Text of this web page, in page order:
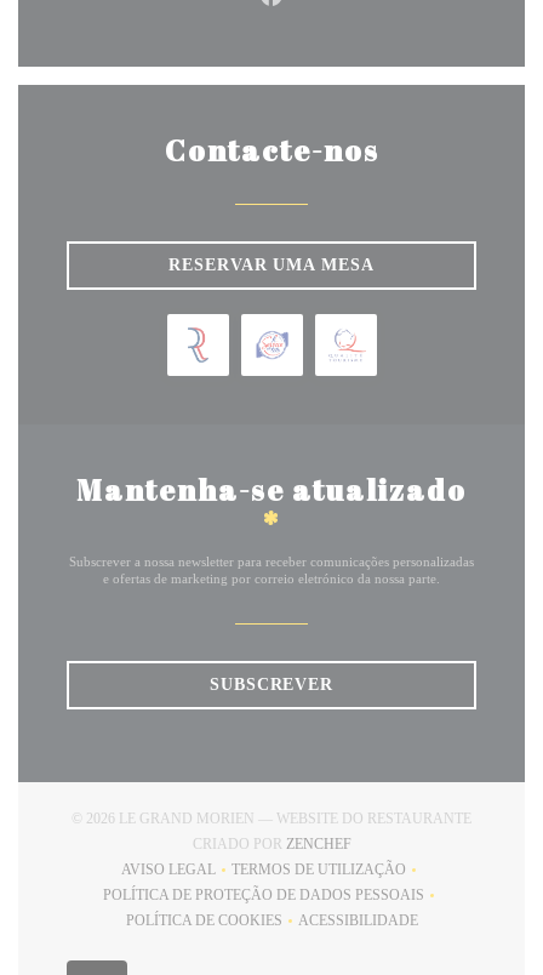
Facebook ((abre numa nova
Contacte-nos
RESERVAR UMA MESA
Mantenha-se atualizado
*
Subscrever a nossa newsletter para receber comunicações personalizadas
e ofertas de marketing por correio eletrónico da nossa parte.
SUBSCREVER
© 2026 LE GRAND MORIEN — WEBSITE DO RESTAURANTE
CRIADO POR ZENCHEF((ABRE NUMA NOVA
AVISO LEGAL
((ABRE NUMA NOVA JANELA))
TERMOS DE UTILIZAÇÃO
((ABRE NUMA NOVA JANELA))
POLÍTICA DE PROTEÇÃO DE DADOS PESSOAIS
POLÍTICA DE COOKIES
ACESSIBILIDADE